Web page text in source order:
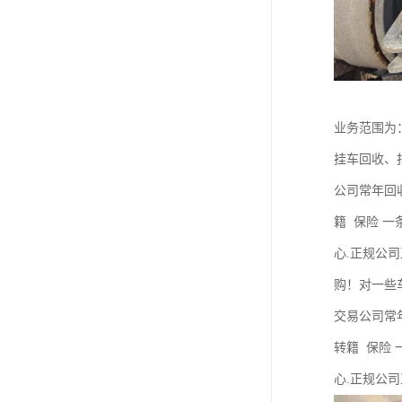
业务范围为
挂车回收、
公司常年回
籍 保险 一
心.正规公
购！对一些
交易公司常
转籍 保险
心.正规公